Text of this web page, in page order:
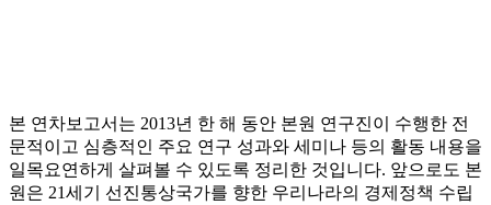
본 연차보고서는 2013년 한 해 동안 본원 연구진이 수행한 전
문적이고 심층적인 주요 연구 성과와 세미나 등의 활동 내용을
일목요연하게 살펴볼 수 있도록 정리한 것입니다. 앞으로도 본
원은 21세기 선진통상국가를 향한 우리나라의 경제정책 수립